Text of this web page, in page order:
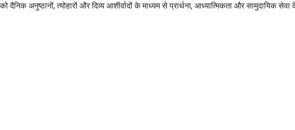
दैनिक अनुष्ठानों, त्योहारों और दिव्य आशीर्वादों के माध्यम से प्रार्थना, आध्यात्मिकता और सामुदायिक